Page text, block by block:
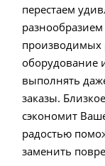
перестаем
производимых
оборудование
выполнять
заказы.
сэкономит
радостью
заменить